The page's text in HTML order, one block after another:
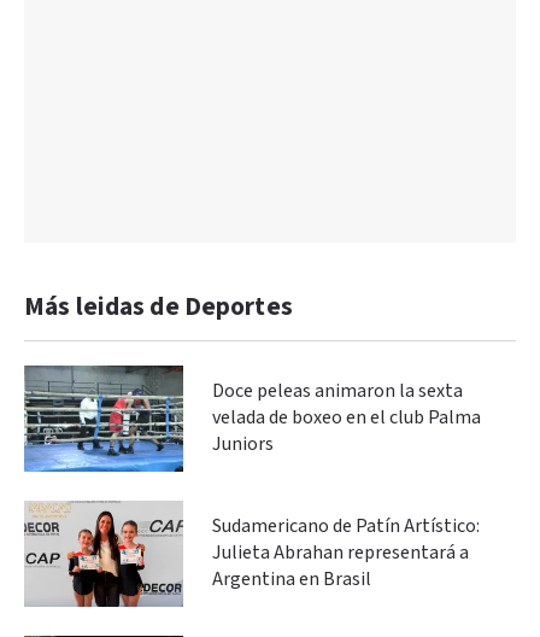
Más leidas de Deportes
Doce peleas animaron la sexta
velada de boxeo en el club Palma
Juniors
Sudamericano de Patín Artístico:
Julieta Abrahan representará a
Argentina en Brasil